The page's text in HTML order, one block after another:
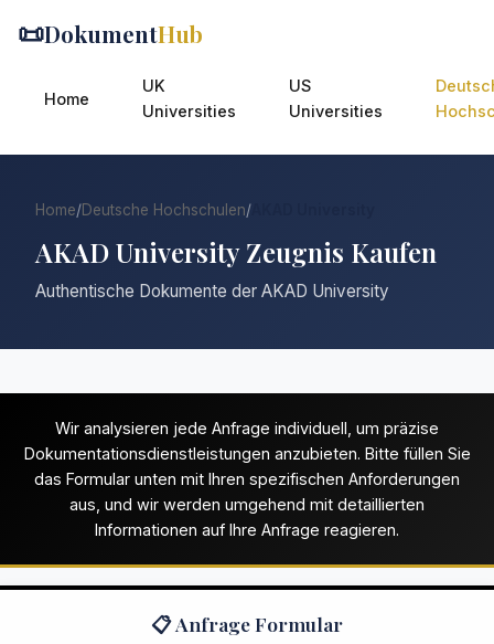
📜DokumentHub
Home
UK
Universities
US
Universities
Home/Deutsche Hochschulen/
AKAD University Zeugnis Kaufen
Authentische Dokumente der AKAD University
Wir analysieren jede Anfrage individuell, um präzise
Dokumentationsdienstleistungen anzubieten. Bitte füllen Sie
das Formular unten mit Ihren spezifischen Anforderungen
aus, und wir werden umgehend mit detaillierten
Informationen auf Ihre Anfrage reagieren.
📋 Anfrage Formular